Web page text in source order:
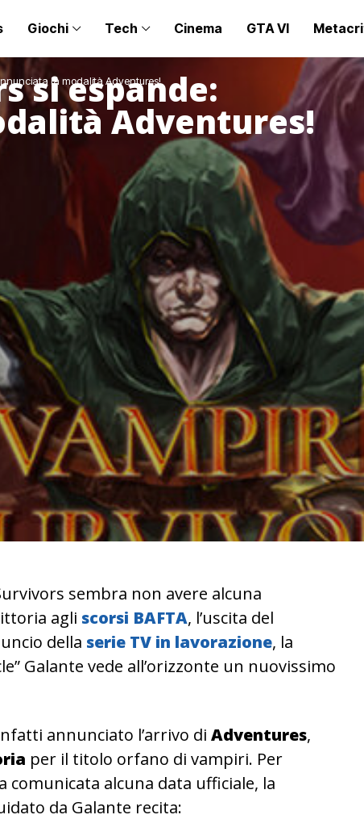
Giochi Tech Cinema GTA VI
la modalità Adventures!
si espande:
Adventures!
sembra non avere alcuna
agli scorsi BAFTA, l’uscita del
della serie TV in lavorazione, la
Galante vede all’orizzonte un nuovissimo
annunciato l’arrivo di Adventures,
per il titolo orfano di vampiri. Per
alcuna data ufficiale, la
da Galante recita: